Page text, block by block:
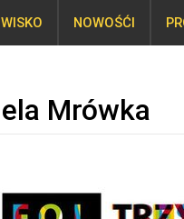
NOWOŚĆI
Mrówka